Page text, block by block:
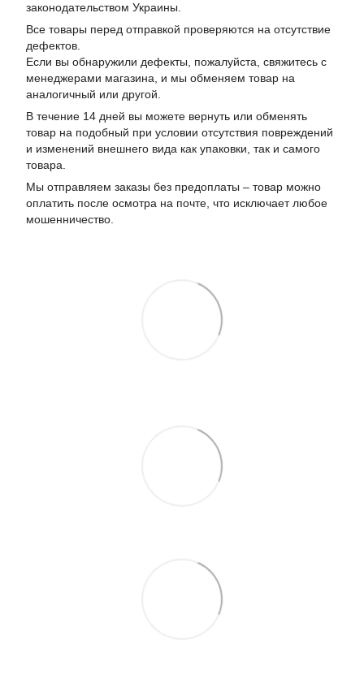
законодательством Украины.
Все товары перед отправкой проверяются на отсутствие
дефектов.
Если вы обнаружили дефекты, пожалуйста, свяжитесь с
менеджерами магазина, и мы обменяем товар на
аналогичный или другой.
В течение 14 дней вы можете вернуть или обменять
товар на подобный при условии отсутствия повреждений
и изменений внешнего вида как упаковки, так и самого
товара.
Мы отправляем заказы без предоплаты – товар можно
оплатить после осмотра на почте, что исключает любое
мошенничество.